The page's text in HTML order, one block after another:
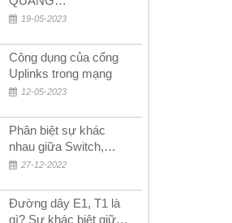
MULTIMODE CÁP
MULTIMODE 4-8-12-
24Fo SỢI OM1-OM2-
OM3 Siêu Rẻ 5k
19-05-2023
Công dụng của cổng
Uplinks trong mạng
12-05-2023
Phân biệt sự khác
nhau giữa Switch,
Router và Hub
27-12-2022
Đường dây E1, T1 là
gì? Sự khác biệt giữa